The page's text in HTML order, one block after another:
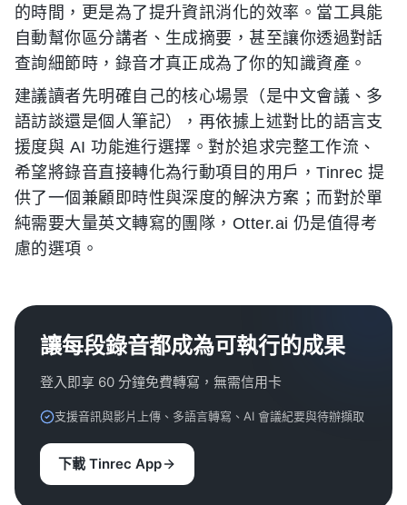
的時間，更是為了提升資訊消化的效率。當工具能
自動幫你區分講者、生成摘要，甚至讓你透過對話
查詢細節時，錄音才真正成為了你的知識資產。
建議讀者先明確自己的核心場景（是中文會議、多
語訪談還是個人筆記），再依據上述對比的語言支
援度與 AI 功能進行選擇。對於追求完整工作流、
希望將錄音直接轉化為行動項目的用戶，Tinrec 提
供了一個兼顧即時性與深度的解決方案；而對於單
純需要大量英文轉寫的團隊，Otter.ai 仍是值得考
慮的選項。
讓每段錄音都成為可執行的成果
登入即享 60 分鐘免費轉寫，無需信用卡
支援音訊與影片上傳、多語言轉寫、AI 會議紀要與待辦擷取
下載 Tinrec App